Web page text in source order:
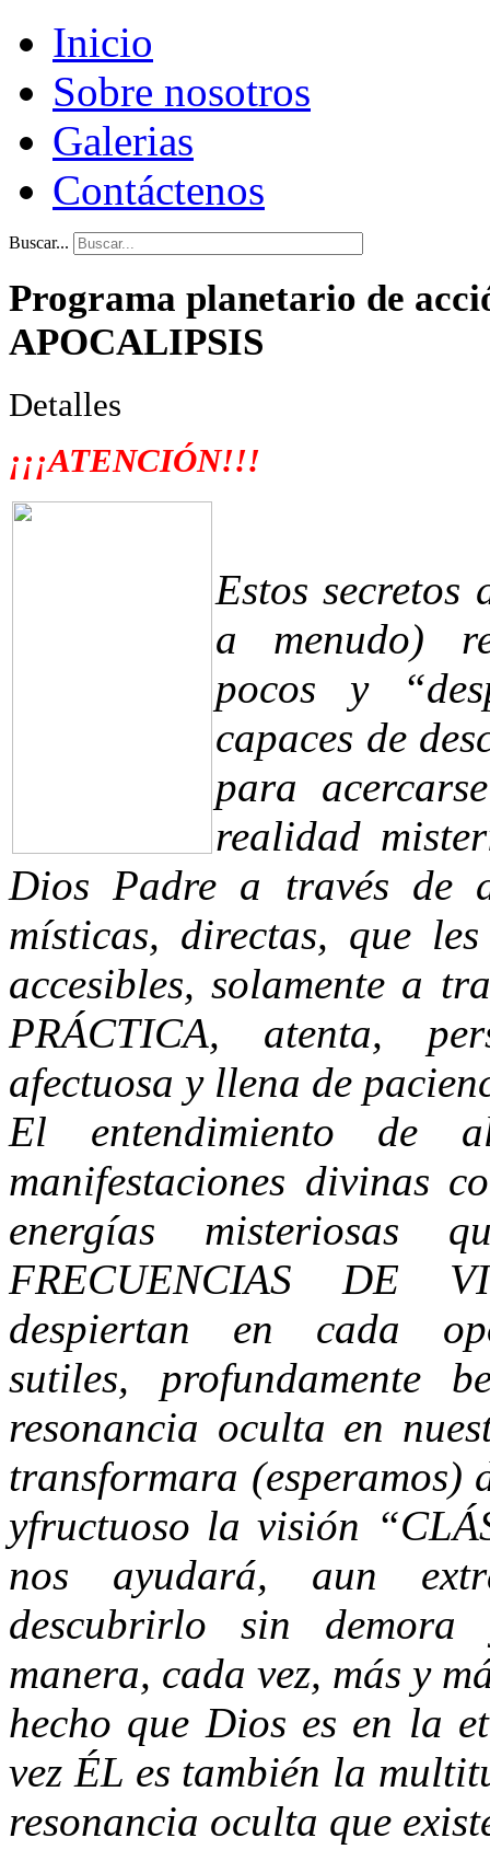
Inicio
Sobre nosotros
Galerias
Contáctenos
Buscar...
Programa planetario de
APOCALIPSIS
Detalles
¡¡¡ATENCIÓN!!!
Estos secretos
a menudo)
pocos y
capaces de
para
realidad
Dios Padre a través de
místicas, directas, que
accesibles, solamente a
PRÁCTICA, atenta,
afectuosa y llena de
El entendimiento de
manifestaciones divinas
energías misteriosas
FRECUENCIAS DE
despiertan en cada
sutiles, profundamente
resonancia oculta en
transformara (esperamos)
yfructuoso la visión
nos ayudará, aun
descubrirlo sin
manera, cada vez, más y
hecho que Dios es en la
vez ÉL es también la
resonancia oculta que